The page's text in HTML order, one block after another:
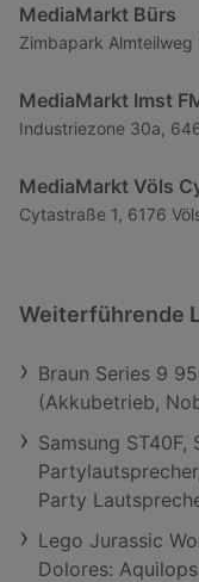
MediaMarkt Bürs
Zimbapark Almteilweg
MediaMarkt Imst
Industriezone 30a,
MediaMarkt Völs
Cytastraße 1, 6176
Weiterführende
Braun Series 9
(Akkubetrieb,
Samsung ST40F,
Party
Lego Jurassic
Dolores: